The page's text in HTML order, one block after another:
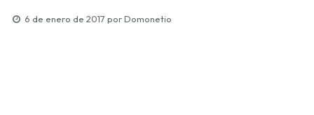
6 de enero de 2017 porDomonetio